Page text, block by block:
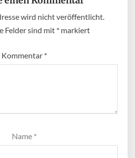
wird nicht veröffentlicht.
Felder sind mit *markiert
Kommentar *
Name *